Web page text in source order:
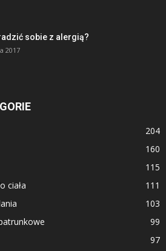
sobie z alergią?
2017
204
160
115
ciała
111
103
99
97